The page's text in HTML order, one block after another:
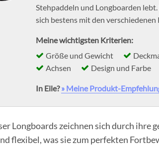
Stehpaddeln und Longboarden
sich bestens mit den verschiedenen
Meine wichtigsten Kriterien:
Größe und Gewicht
Achsen
Design und Farbe
In Eile?» Meine Produkt-
Longboards zeichnen sich durch ihre
flexibel, was sie zum perfekten